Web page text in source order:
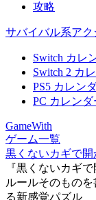
攻略
サバイバル系アク
Switch カレ
Switch 2 カ
PS5 カレン
PC カレンダ
GameWith
ゲーム一覧
黒くないカギで
『黒くないカギ
ルールそのもの
る新感覚パズル